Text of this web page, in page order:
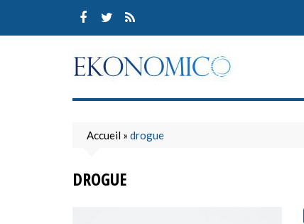
content
Accueil » drogue
DROGUE